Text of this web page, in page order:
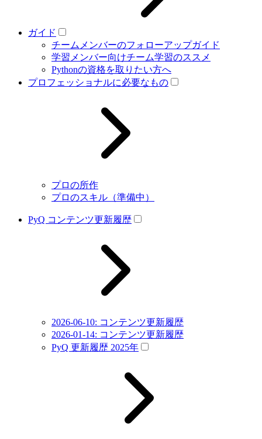
ガイド
チームメンバーのフォローアップガイド
学習メンバー向けチーム学習のススメ
Pythonの資格を取りたい方へ
プロフェッショナルに必要なもの
プロの所作
プロのスキル（準備中）
PyQ コンテンツ更新履歴
2026-06-10: コンテンツ更新履歴
2026-01-14: コンテンツ更新履歴
PyQ 更新履歴 2025年